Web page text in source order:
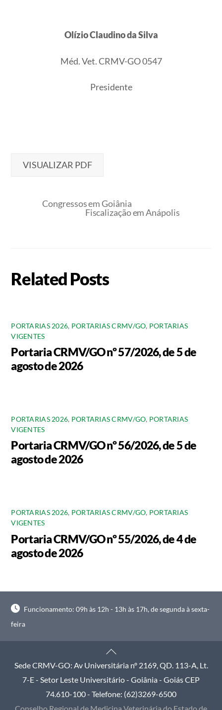
Olízio Claudino da Silva
Méd. Vet. CRMV-GO 0547
Presidente
VISUALIZAR PDF
Congressos em Goiânia
Fiscalização em Anápolis
Related Posts
PORTARIAS 2026, PORTARIAS CRMV/GO, PORTARIAS
VIGENTES
Portaria CRMV/GO nº 57/2026, de 5 de
agosto de 2026
PORTARIAS 2026, PORTARIAS CRMV/GO, PORTARIAS
VIGENTES
Portaria CRMV/GO nº 56/2026, de 5 de
agosto de 2026
PORTARIAS 2026, PORTARIAS CRMV/GO, PORTARIAS
VIGENTES
Portaria CRMV/GO nº 55/2026, de 4 de
agosto de 2026
Funcionamento: 09h às 12h - 13h às 17h, de segunda à sexta-
feira
Back
To
Top
Sede CRMV-GO: Av Universitária nº 2169, QD. 113-A, Lt.
7-E - Setor Leste Universitário - Goiânia - Goiás CEP
74.610-100 - Telefone: (62)3269-6500